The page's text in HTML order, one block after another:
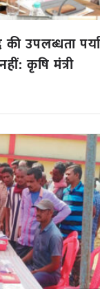
उपलब्धता
कृषि मंत्री